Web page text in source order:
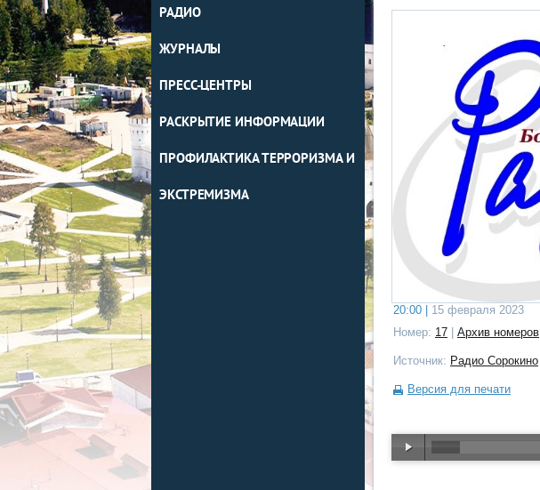
РАДИО
ЖУРНАЛЫ
ПРЕСС-ЦЕНТРЫ
РАСКРЫТИЕ ИНФОРМАЦИИ
ПРОФИЛАКТИКА ТЕРРОРИЗМА И
ЭКСТРЕМИЗМА
20:00 |
15 февраля 2023
Номер: 17 Архив номеров
Источник: Радио Сорокино
Версия для печати